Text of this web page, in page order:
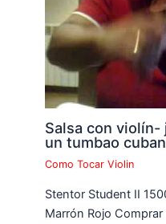
Salsa con violín-
un tumbao
Como Tocar Violin
Stentor Student II
Marrón Rojo